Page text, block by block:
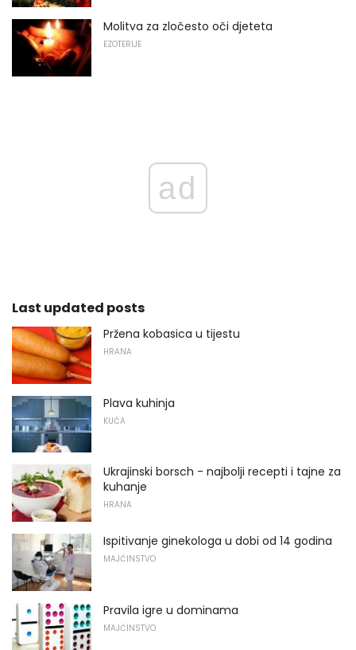
Molitva za zločesto oči djeteta
EZOTERIJE
ad
Last updated posts
Pržena kobasica u tijestu
HRANA
Plava kuhinja
KUĆA
Ukrajinski borsch - najbolji recepti i tajne za
kuhanje
HRANA
Ispitivanje ginekologa u dobi od 14 godina
MAJČINSTVO
Pravila igre u dominama
MAJČINSTVO